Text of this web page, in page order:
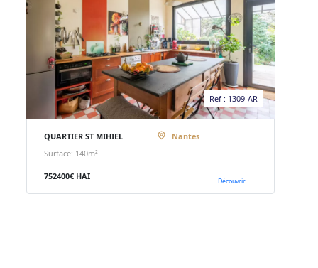
Ref : 1309-AR
QUARTIER ST MIHIEL
Nantes
Surface: 140m²
752400€ HAI Découvrir